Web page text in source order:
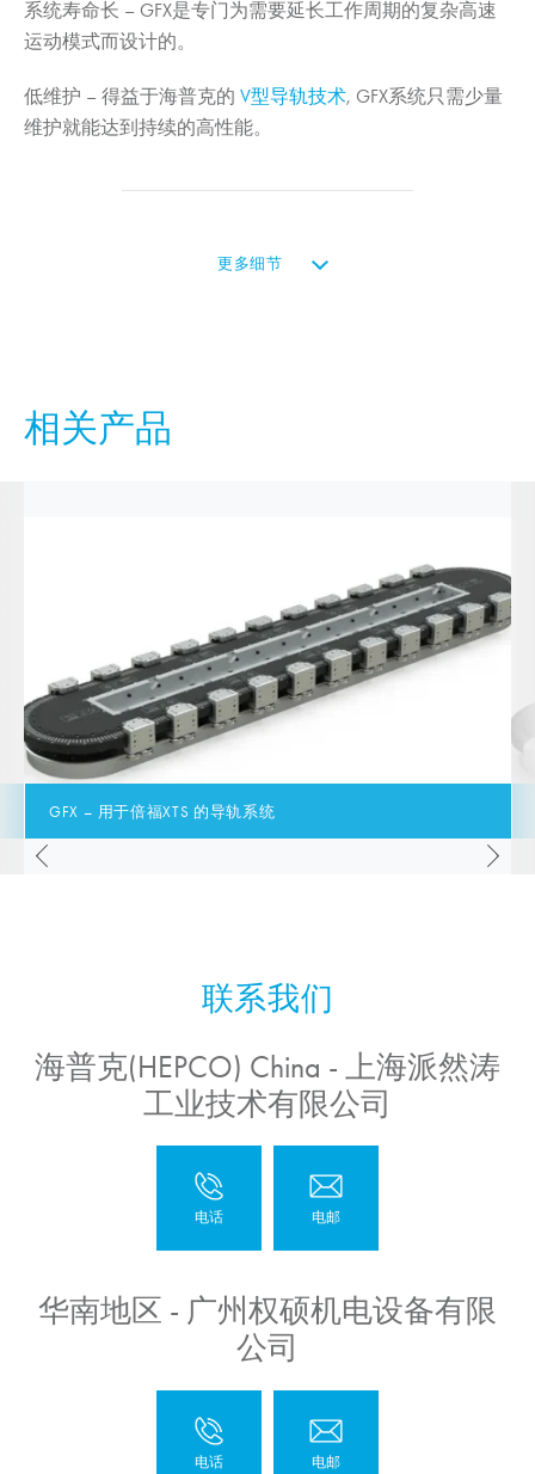
系统寿命长 – GFX是专门为需要延长工作周期的复杂高速
运动模式而设计的。
低维护 – 得益于海普克的 V型导轨技术, GFX系统只需少量
维护就能达到持续的高性能。
更多细节
相关产品
GFX – 用于倍福XTS 的导轨系统
海普克(HEPCO) China - 上海派然涛
工业技术有限公司
华南地区 - 广州权硕机电设备有限
公司